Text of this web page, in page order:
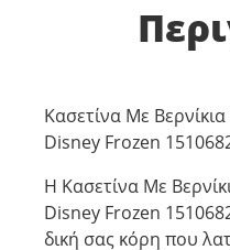
Κασετίνα Με
Disney Frozen
Η Κασετίνα Με
Disney Frozen
δική σας κόρη που